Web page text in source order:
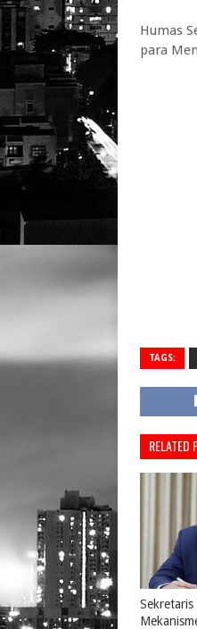
Humas
para
TAGS:
RELATED
Sekretaris